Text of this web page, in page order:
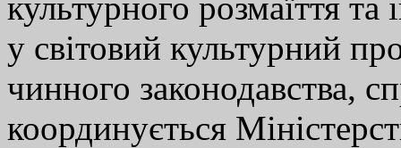
у світовий культурний
чинного законодавства,
координується